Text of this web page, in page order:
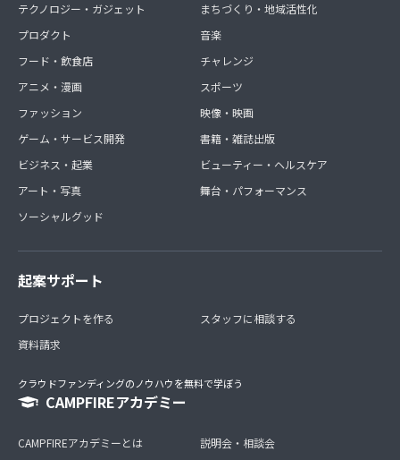
テクノロジー・ガジェット
プロダクト
フード・飲食店
アニメ・漫画
ファッション
ゲーム・サービス開発
ビジネス・起業
アート・写真
ソーシャルグッド
まちづくり・地域活性化
音楽
チャレンジ
スポーツ
映像・映画
書籍・雑誌出版
ビューティー・ヘルスケア
舞台・パフォーマンス
起案サポート
プロジェクトを作る
資料請求
スタッフに相談する
クラウドファンディングのノウハウを無料で学ぼう
CAMPFIREアカデミー
CAMPFIREアカデミーとは
説明会・相談会